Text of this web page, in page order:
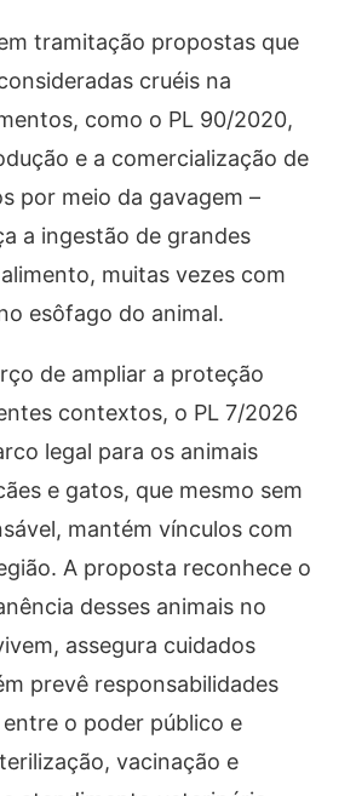
tramitação propostas que
cruéis na
como o PL 90/2020,
e a comercialização de
por meio da gavagem –
a ingestão de grandes
muitas vezes com
esôfago do animal.
de ampliar a proteção
contextos, o PL 7/2026
legal para os animais
e gatos, que mesmo sem
mantém vínculos com
A proposta reconhece o
desses animais no
assegura cuidados
prevê responsabilidades
o poder público e
vacinação e